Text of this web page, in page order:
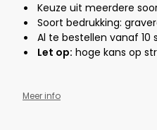
Keuze uit meerdere
Soort bedrukking:
Al te bestellen vanaf 10
Let op: hoge kans op
Meer info